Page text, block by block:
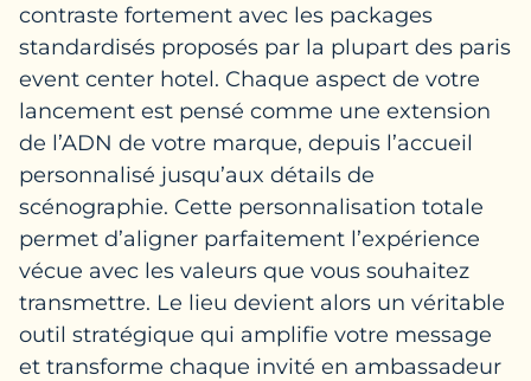
contraste fortement avec les packages
standardisés proposés par la plupart des paris
event center hotel. Chaque aspect de votre
lancement est pensé comme une extension
de l’ADN de votre marque, depuis l’accueil
personnalisé jusqu’aux détails de
scénographie. Cette personnalisation totale
permet d’aligner parfaitement l’expérience
vécue avec les valeurs que vous souhaitez
transmettre. Le lieu devient alors un véritable
outil stratégique qui amplifie votre message
et transforme chaque invité en ambassadeur